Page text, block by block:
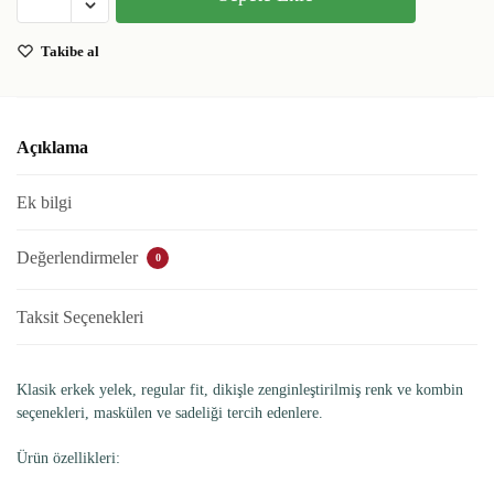
Takibe al
Açıklama
Ek bilgi
Değerlendirmeler 0
Taksit Seçenekleri
Klasik erkek yelek, regular fit, dikişle zenginleştirilmiş renk ve kombin
seçenekleri, maskülen ve sadeliği tercih edenlere.
Ürün özellikleri: